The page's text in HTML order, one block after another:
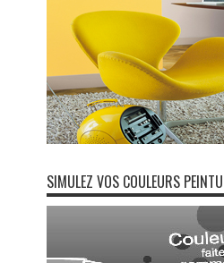
SIMULEZ VOS COULEURS